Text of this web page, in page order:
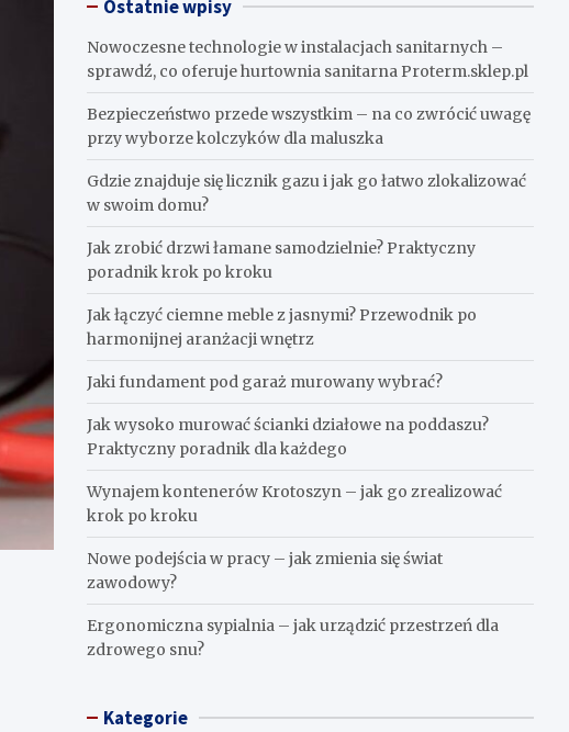
Ostatnie wpisy
Nowoczesne technologie w instalacjach sanitarnych –
sprawdź, co oferuje hurtownia sanitarna Proterm.sklep.pl
Bezpieczeństwo przede wszystkim – na co zwrócić uwagę
przy wyborze kolczyków dla maluszka
Gdzie znajduje się licznik gazu i jak go łatwo zlokalizować
w swoim domu?
Jak zrobić drzwi łamane samodzielnie? Praktyczny
poradnik krok po kroku
Jak łączyć ciemne meble z jasnymi? Przewodnik po
harmonijnej aranżacji wnętrz
Jaki fundament pod garaż murowany wybrać?
Jak wysoko murować ścianki działowe na poddaszu?
Praktyczny poradnik dla każdego
Wynajem kontenerów Krotoszyn – jak go zrealizować
krok po kroku
Nowe podejścia w pracy – jak zmienia się świat
zawodowy?
Ergonomiczna sypialnia – jak urządzić przestrzeń dla
zdrowego snu?
Kategorie